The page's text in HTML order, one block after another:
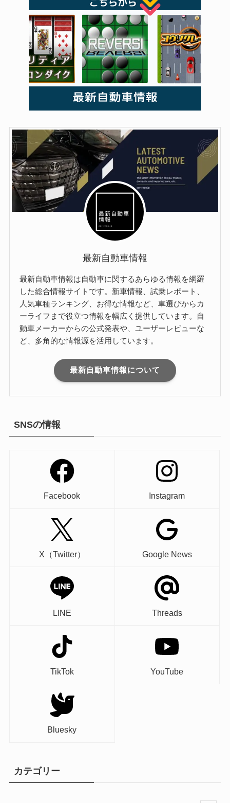
最新自動車情報
最新自動車情報は自動車に関するあらゆる情報を網羅
した総合情報サイトです。新車情報、試乗レポート、
人気車種ランキング、お得な情報など、車選びからカ
ーライフまで役立つ情報を幅広く提供しています。自
動車メーカーからの公式発表や、ユーザーレビューな
ど、多角的な情報源を活用しています。
最新自動車情報について
SNSの情報
Facebook Instagram
X（Twitter） Google News
LINE Threads
TikTok YouTube
Bluesky
カテゴリー